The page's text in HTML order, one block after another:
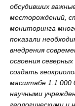
обсудивших
месторождений,
мониторинга
показали
внедрения
освоения
создать
масштабе 1:1 000
научными